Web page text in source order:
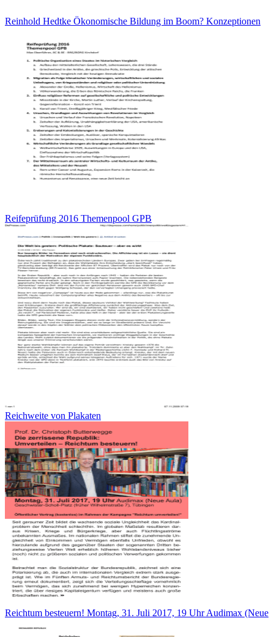
Reinhold Hedtke Ökonomische Bildung im Boom? Konzeptionen
Reifeprüfung 2016 Themenpool GPB
Reichweite von Plakaten
Reichtum besteuern! Montag, 31. Juli 2017, 19 Uhr Audimax (Neue